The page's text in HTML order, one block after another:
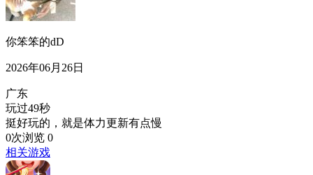
你笨笨的dD
2026年06月26日
广东
玩过49秒
挺好玩的，就是体力更新有点慢
0次浏览 0
相关游戏